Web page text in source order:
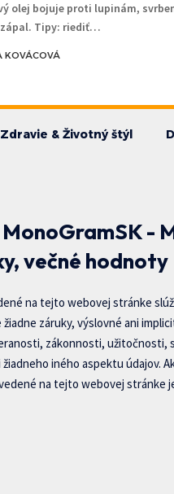
olej bojuje proti lupinám,
Tipy: riediť…
KOVÁCOVÁ
Zdravie & Životný štýl
-
večné hodnoty
na tejto webovej stránke
záruky, výslovné ani
zákonnosti, užitočnosti,
iného aspektu údajov.
na tejto webovej stránke